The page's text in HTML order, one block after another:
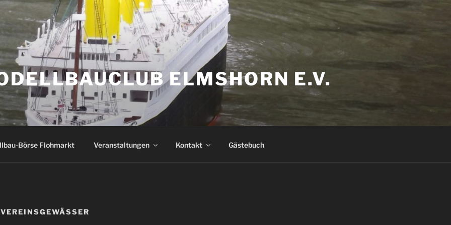
ELMSHORN E.V.
Börse Flohmarkt Veranstaltungen Kontakt Gästebuch